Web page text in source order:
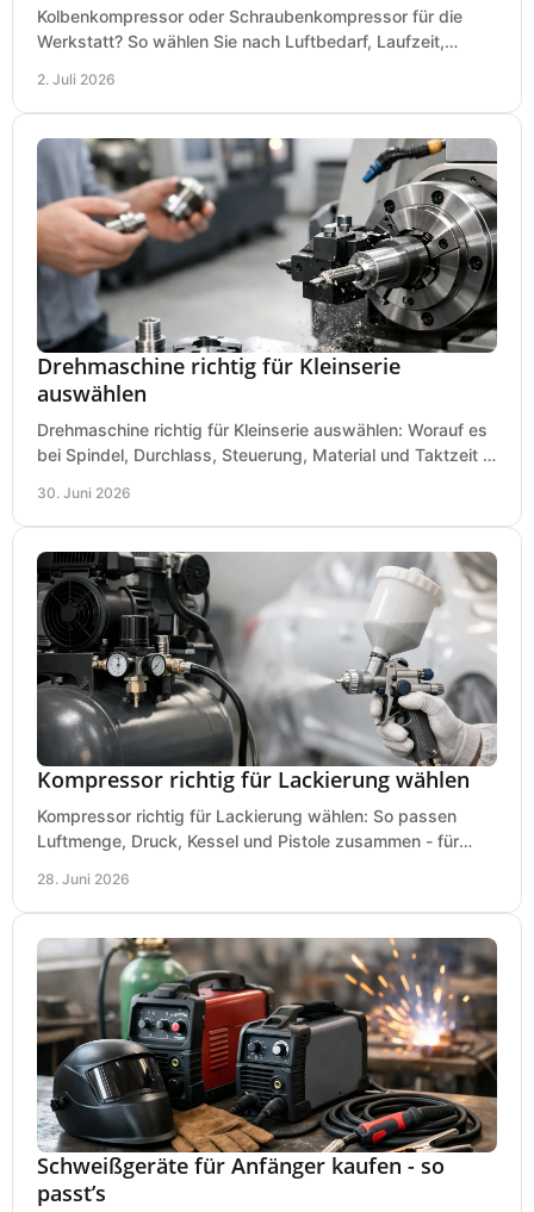
Kolbenkompressor oder Schraubenkompressor für die
Werkstatt? So wählen Sie nach Luftbedarf, Laufzeit,
2. Juli 2026
Drehmaschine richtig für Kleinserie
auswählen
Drehmaschine richtig für Kleinserie auswählen: Worauf es
bei Spindel, Durchlass, Steuerung, Material und Taktzeit in
30. Juni 2026
Kompressor richtig für Lackierung wählen
Kompressor richtig für Lackierung wählen: So passen
Luftmenge, Druck, Kessel und Pistole zusammen - für
28. Juni 2026
Schweißgeräte für Anfänger kaufen - so
passt’s